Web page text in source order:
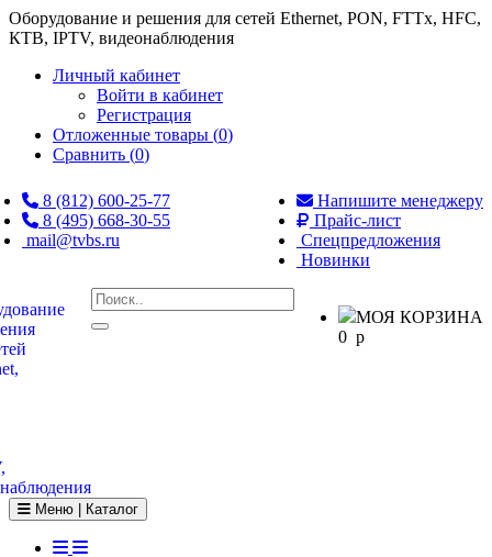
Оборудование и решения для сетей Ethernet, PON, FTTx, HFC,
КТВ, IPTV, видеонаблюдения
Личный кабинет
Войти в кабинет
Регистрация
Отложенные товары (0)
Сравнить (0)
8 (812) 600-25-77
8 (495) 668-30-55
mail@tvbs.ru
Напишите менеджеру
Прайс-лист
Спецпредложения
Новинки
МОЯ КОРЗИНА
0 p
Toggle navigation
Меню | Каталог